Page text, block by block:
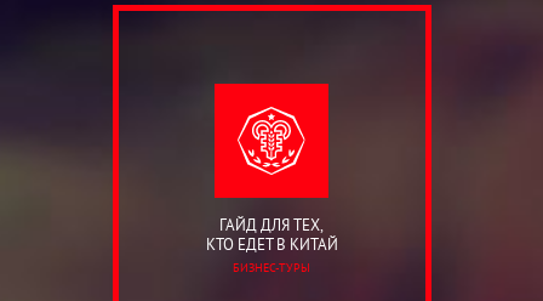
ГАЙД ДЛЯ ТЕХ,
КТО ЕДЕТ В КИТАЙ
БИЗНЕС-ТУРЫ